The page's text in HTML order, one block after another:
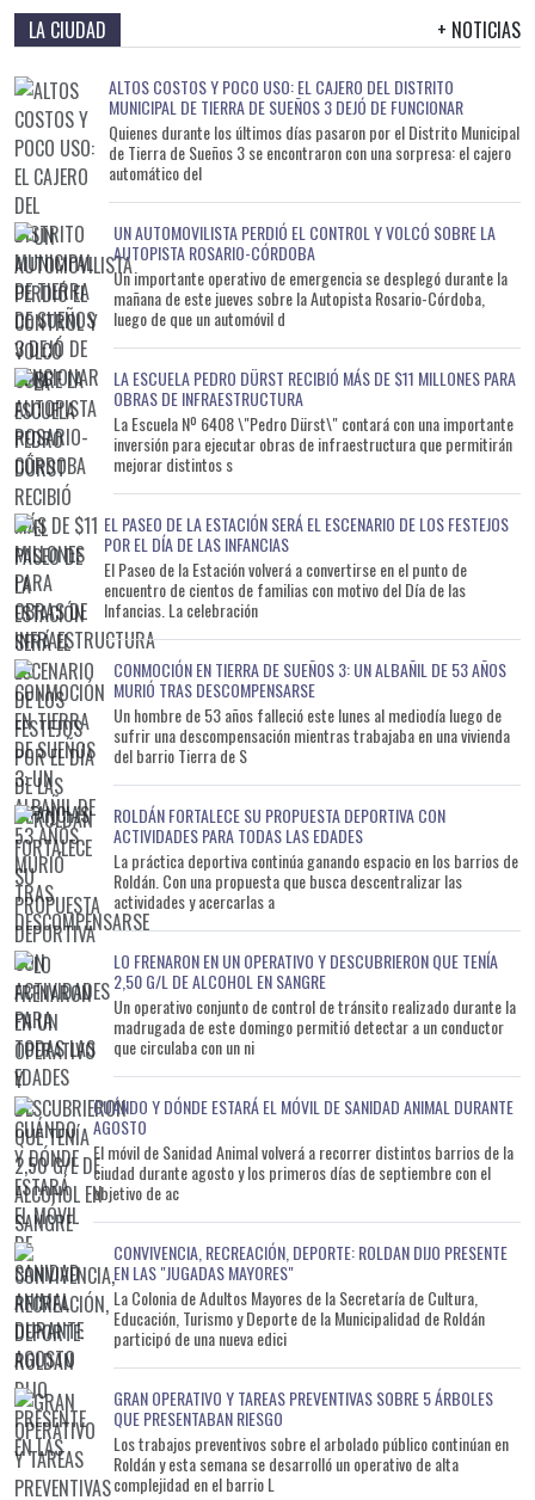
LA CIUDAD + NOTICIAS
ALTOS COSTOS Y POCO USO: EL CAJERO DEL DISTRITO
MUNICIPAL DE TIERRA DE SUEÑOS 3 DEJÓ DE FUNCIONAR
Quienes durante los últimos días pasaron por el Distrito Municipal
de Tierra de Sueños 3 se encontraron con una sorpresa: el cajero
automático del
UN AUTOMOVILISTA PERDIÓ EL CONTROL Y VOLCÓ SOBRE LA
AUTOPISTA ROSARIO-CÓRDOBA
Un importante operativo de emergencia se desplegó durante la
mañana de este jueves sobre la Autopista Rosario-Córdoba,
luego de que un automóvil d
LA ESCUELA PEDRO DÜRST RECIBIÓ MÁS DE $11 MILLONES PARA
OBRAS DE INFRAESTRUCTURA
La Escuela Nº 6408 \"Pedro Dürst\" contará con una importante
inversión para ejecutar obras de infraestructura que permitirán
mejorar distintos s
EL PASEO DE LA ESTACIÓN SERÁ EL ESCENARIO DE LOS FESTEJOS
POR EL DÍA DE LAS INFANCIAS
El Paseo de la Estación volverá a convertirse en el punto de
encuentro de cientos de familias con motivo del Día de las
Infancias. La celebración
CONMOCIÓN EN TIERRA DE SUEÑOS 3: UN ALBAÑIL DE 53 AÑOS
MURIÓ TRAS DESCOMPENSARSE
Un hombre de 53 años falleció este lunes al mediodía luego de
sufrir una descompensación mientras trabajaba en una vivienda
del barrio Tierra de S
ROLDÁN FORTALECE SU PROPUESTA DEPORTIVA CON
ACTIVIDADES PARA TODAS LAS EDADES
La práctica deportiva continúa ganando espacio en los barrios de
Roldán. Con una propuesta que busca descentralizar las
actividades y acercarlas a
LO FRENARON EN UN OPERATIVO Y DESCUBRIERON QUE TENÍA
2,50 G/L DE ALCOHOL EN SANGRE
Un operativo conjunto de control de tránsito realizado durante la
madrugada de este domingo permitió detectar a un conductor
que circulaba con un ni
CUÁNDO Y DÓNDE ESTARÁ EL MÓVIL DE SANIDAD ANIMAL DURANTE
AGOSTO
El móvil de Sanidad Animal volverá a recorrer distintos barrios de la
ciudad durante agosto y los primeros días de septiembre con el
objetivo de ac
CONVIVENCIA, RECREACIÓN, DEPORTE: ROLDAN DIJO PRESENTE
EN LAS "JUGADAS MAYORES"
La Colonia de Adultos Mayores de la Secretaría de Cultura,
Educación, Turismo y Deporte de la Municipalidad de Roldán
participó de una nueva edici
GRAN OPERATIVO Y TAREAS PREVENTIVAS SOBRE 5 ÁRBOLES
QUE PRESENTABAN RIESGO
Los trabajos preventivos sobre el arbolado público continúan en
Roldán y esta semana se desarrolló un operativo de alta
complejidad en el barrio L